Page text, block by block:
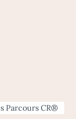
Parcours CR®